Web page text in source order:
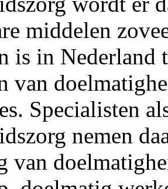
middelen
is in Nederland
van
Specialisten
nemen
van